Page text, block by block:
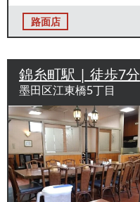
路面店
錦糸町駅 | 徒歩7分
墨田区江東橋5丁目